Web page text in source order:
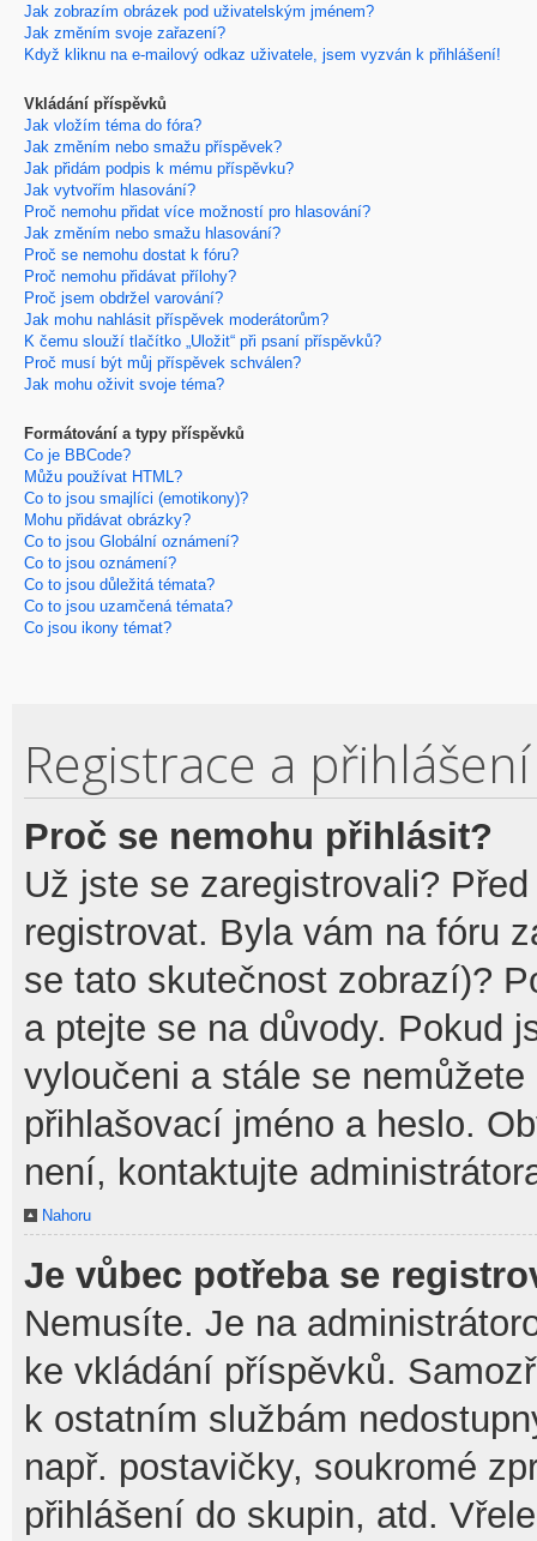
Jak zobrazím obrázek pod uživatelským jménem?
Jak změním svoje zařazení?
Když kliknu na e-mailový odkaz uživatele, jsem vyzván k přihlášení!
Vkládání příspěvků
Jak vložím téma do fóra?
Jak změním nebo smažu příspěvek?
Jak přidám podpis k mému příspěvku?
Jak vytvořím hlasování?
Proč nemohu přidat více možností pro hlasování?
Jak změním nebo smažu hlasování?
Proč se nemohu dostat k fóru?
Proč nemohu přidávat přílohy?
Proč jsem obdržel varování?
Jak mohu nahlásit příspěvek moderátorům?
K čemu slouží tlačítko „Uložit“ při psaní příspěvků?
Proč musí být můj příspěvek schválen?
Jak mohu oživit svoje téma?
Formátování a typy příspěvků
Co je BBCode?
Můžu používat HTML?
Co to jsou smajlíci (emotikony)?
Mohu přidávat obrázky?
Co to jsou Globální oznámení?
Co to jsou oznámení?
Co to jsou důležitá témata?
Co to jsou uzamčená témata?
Co jsou ikony témat?
Registrace a přihlášení
Proč se nemohu přihlásit?
Už jste se zaregistrovali?
registrovat. Byla vám na fóru
se tato skutečnost zobrazí)?
a ptejte se na důvody. Pokud
vyloučeni a stále se
přihlašovací jméno a heslo.
není, kontaktujte
Nahoru
Je vůbec potřeba se
Nemusíte. Je na
ke vkládání příspěvků.
k ostatním službám
např. postavičky, soukromé
přihlášení do skupin, atd.